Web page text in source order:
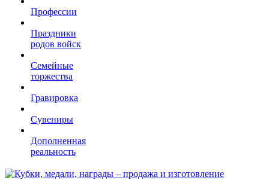
Профессии
Праздники
родов войск
Семейные
торжества
Гравировка
Сувениры
Дополненная
реальность